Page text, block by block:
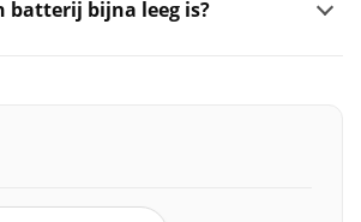
batterij bijna leeg is?